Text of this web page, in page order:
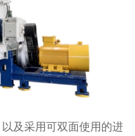
及采用可双面使用的进